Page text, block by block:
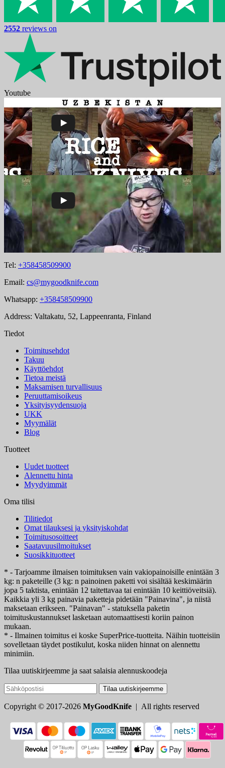
2552 reviews on
Youtube
Tel: +358458509900
Email: cs@mygoodknife.com
Whatsapp: +358458509900
Address: Valtakatu, 52, Lappeenranta, Finland
Tiedot
Toimitusehdot
Takuu
Käyttöehdot
Tietoa meistä
Maksamisen turvallisuus
Peruuttamisoikeus
Yksityisyydensuoja
UKK
Myymälät
Blog
Tuotteet
Uudet tuotteet
Alennettu hinta
Myydyimmät
Oma tilisi
Tilitiedot
Omat tilauksesi ja yksityiskohdat
Toimitusosoitteet
Saatavuusilmoitukset
Suosikkituotteet
* - Tarjoamme ilmaisen toimituksen vain vakiopainoisille enintään 3
kg: n paketeille (3 kg: n painoinen paketti voi sisältää keskimäärin
jopa 5 taktista, enintään 12 taitettavaa tai enintään 10 keittiöveitsiä).
Kaikkia yli 3 kg painavia paketteja pidetään "Painavina", ja niistä
maksetaan erikseen. "Painavan" - statuksella paketin
toimituskustannukset lasketaan automaattisesti koriin painon
mukaan.
* - Ilmainen toimitus ei koske SuperPrice-tuotteita. Näihin tuotteisiin
sovelletaan täydet postikulut, koska niiden hinnat on alennettu
minimiin.
Tilaa uutiskirjeemme ja saat salaisia alennuskoodeja
Tilaa uutiskirjeemme
Copyright © 2017-2026 MyGoodKnife | All rights reserved